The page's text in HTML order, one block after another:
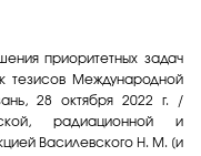
приоритетных задач
тезисов Международной
28 октября 2022 г. /
радиационной и
Василевского Н. М. [и